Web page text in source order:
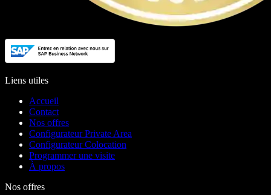
Liens utiles
Accueil
Contact
Nos offres
Configurateur Private Area
Configurateur Colocation
Programmer une visite
À propos
Nos offres